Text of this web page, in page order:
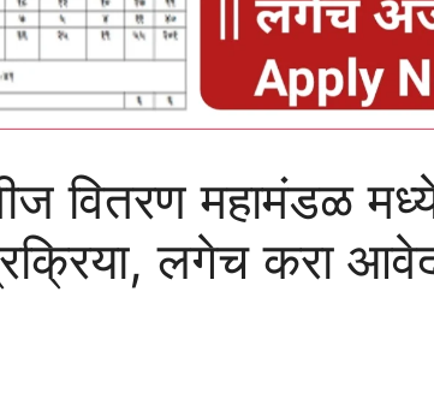
वितरण महामंडळ
लगेच करा